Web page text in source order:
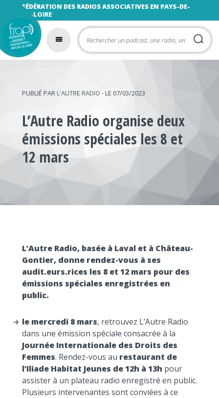
FÉDÉRATION DES RADIOS ASSOCIATIVES EN PAYS-DE-
LA-LOIRE
PUBLIÉ PAR L'AUTRE RADIO - LE 07/03/2023
L’Autre Radio organise deux
émissions spéciales les 8 et
12 mars
L’Autre Radio, basée à Laval et à Château-
Gontier, donne rendez-vous à ses
audit.eurs.rices les 8 et 12 mars pour des
émissions spéciales enregistrées en
public.
le mercredi 8 mars, retrouvez L’Autre Radio
dans une émission spéciale consacrée à la
Journée Internationale des Droits des
Femmes. Rendez-vous au restaurant de
l’Iliade Habitat Jeunes de 12h à 13h pour
assister à un plateau radio enregistré en public.
Plusieurs intervenantes sont conviées à ce